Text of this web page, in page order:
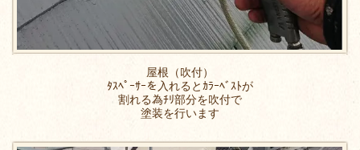
屋根（吹付）
ﾀｽﾍﾟｰｻｰを入れるとｶﾗｰﾍﾞｽﾄが
割れる為ﾁﾘ部分を吹付で
塗装を行います